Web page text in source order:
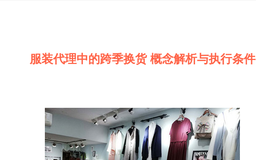
服装代理中的跨季换货 概念解析与执行条件